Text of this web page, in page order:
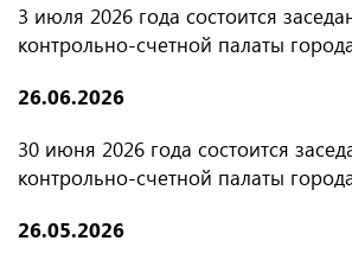
3 июля 2026 года состоится
контрольно-счетной палаты
26.06.2026
30 июня 2026 года состоится
контрольно-счетной палаты
26.05.2026